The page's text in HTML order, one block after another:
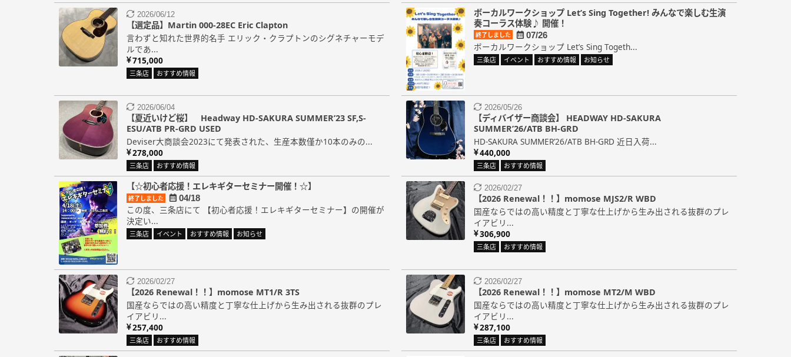
2026/06/12
【選定品】Martin 000-28EC Eric Clapton
言わずと知れた世界的名手 エリック・クラプトンのシグネチャーモデ
ルであ...
715,000
三条店 おすすめ情報
ボーカルワークショップ Let’s Sing Together! みんなで楽しむ生演
奏コーラス体験♪ 開催！
終了しました 07/26
ボーカルワークショップ Let’s Sing Togeth...
三条店 イベント おすすめ情報 お知らせ
2026/06/04
【夏近いけど桜】 Headway HD-SAKURA SUMMER’23 SF,S-
ESU/ATB PR-GRD USED
Deviser大商談会2023にて発表された、生産本数僅か10本のみの...
278,000
三条店 おすすめ情報
2026/05/26
【ディバイザー商談会】 HEADWAY HD-SAKURA
SUMMER’26/ATB BH-GRD
HD-SAKURA SUMMER’26/ATB BH-GRD 近日入荷...
440,000
三条店 おすすめ情報
【☆初心者応援！エレキギターセミナー開催！☆】
終了しました 04/18
この度、三条店にて 【初心者応援！エレキギターセミナー】の開催が
決定い...
三条店 イベント おすすめ情報 お知らせ
2026/02/27
【2026 Renewal！！】momose MJS2/R WBD
国産ならではの高い精度と丁寧な仕上げから生み出される抜群のプレ
イアビリ...
306,900
三条店 おすすめ情報
2026/02/27
【2026 Renewal！！】momose MT1/R 3TS
国産ならではの高い精度と丁寧な仕上げから生み出される抜群のプレ
イアビリ...
257,400
三条店 おすすめ情報
2026/02/27
【2026 Renewal！！】momose MT2/M WBD
国産ならではの高い精度と丁寧な仕上げから生み出される抜群のプレ
イアビリ...
287,100
三条店 おすすめ情報